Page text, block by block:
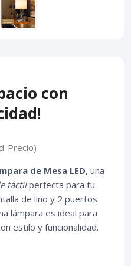
con
Precio)
de Mesa LED, una
táctilperfecta para tu
de lino y 2 puertos
lámpara es ideal para
estilo y funcionalidad.